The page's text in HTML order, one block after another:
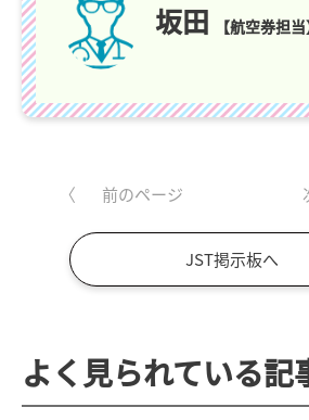
坂田 【航空券担当
前のページ
JST掲示板へ
よく見られている記